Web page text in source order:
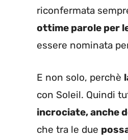
riconfermata
ottime parole per
essere nominata
E non solo, perchè
con Soleil. Quindi
incrociate, anche
che tra le due